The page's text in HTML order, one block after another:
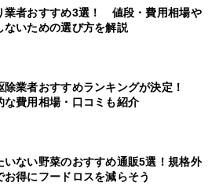
業者おすすめ3選！ 値段・費用相場や
ないための選び方を解説
除業者おすすめランキングが決定！
な費用相場・口コミも紹介
いない野菜のおすすめ通販5選！規格外
お得にフードロスを減らそう